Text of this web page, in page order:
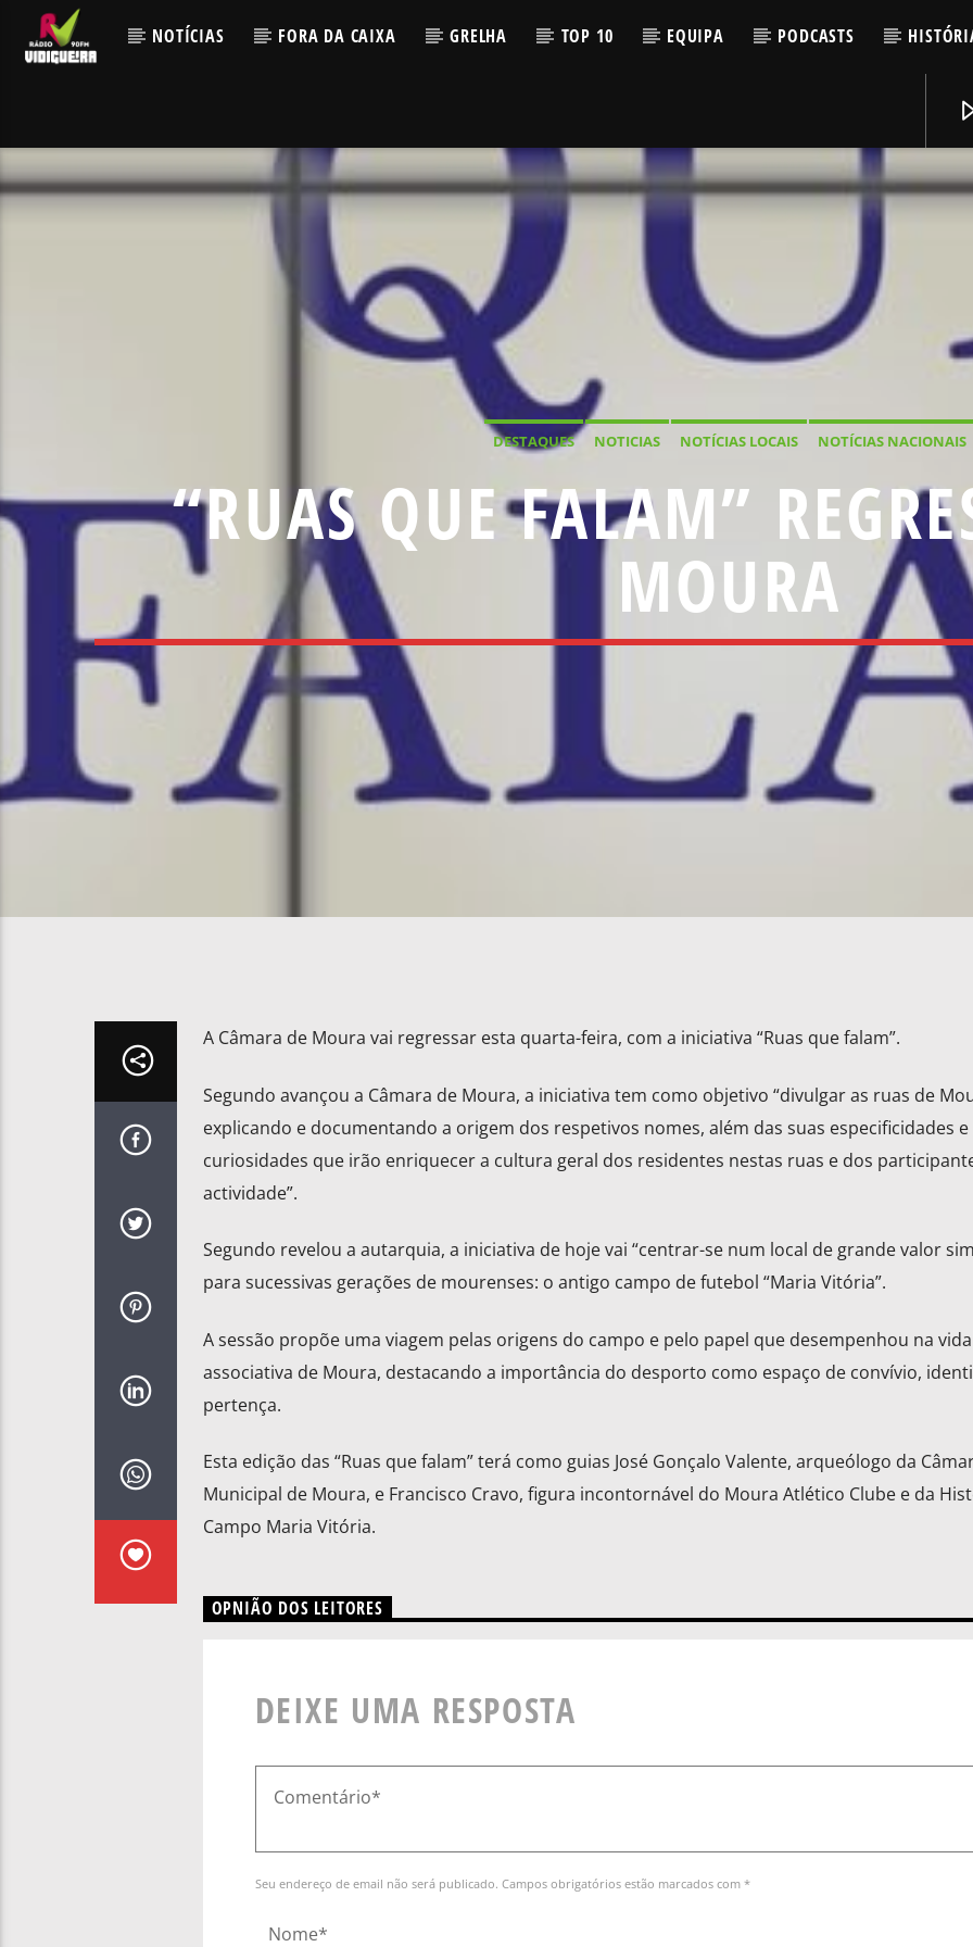
NOTÍCIAS FORA DA CAIXA GRELHA TOP 10 EQUIPA PODCASTS
DESTAQUES NOTICIAS NOTÍCIAS LOCAIS NOTÍCIAS NACIONAIS
“RUAS QUE FALAM”
MOURA
A Câmara de Moura vai regressar esta quarta-feira, com a iniciativa “Ruas que falam”.
Segundo avançou a Câmara de Moura, a iniciativa tem como objetivo “divulgar as ruas de
explicando e documentando a origem dos respetivos nomes, além das suas especificidades e
curiosidades que irão enriquecer a cultura geral dos residentes nestas ruas e dos
actividade”.
Segundo revelou a autarquia, a iniciativa de hoje vai “centrar-se num local de grande valor
para sucessivas gerações de mourenses: o antigo campo de futebol “Maria Vitória”.
A sessão propõe uma viagem pelas origens do campo e pelo papel que desempenhou na
associativa de Moura, destacando a importância do desporto como espaço de convívio,
pertença.
Esta edição das “Ruas que falam” terá como guias José Gonçalo Valente, arqueólogo da
Municipal de Moura, e Francisco Cravo, figura incontornável do Moura Atlético Clube e da
Campo Maria Vitória.
OPNIÃO DOS LEITORES
DEIXE UMA RESPOSTA
Seu endereço de email não será publicado. Campos obrigatórios estão marcados com *